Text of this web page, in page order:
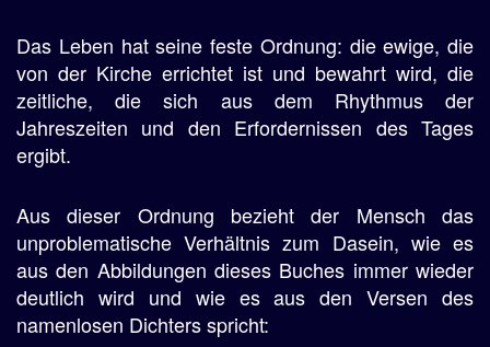
Das Leben hat seine feste Ordnung: die ewige, die
von der Kirche errichtet ist und bewahrt wird, die
zeitliche, die sich aus dem Rhythmus der
Jahreszeiten und den Erfordernissen des Tages
ergibt.
Aus dieser Ordnung bezieht der Mensch das
unproblematische Verhältnis zum Dasein, wie es
aus den Abbildungen dieses Buches immer wieder
deutlich wird und wie es aus den Versen des
namenlosen Dichters spricht: